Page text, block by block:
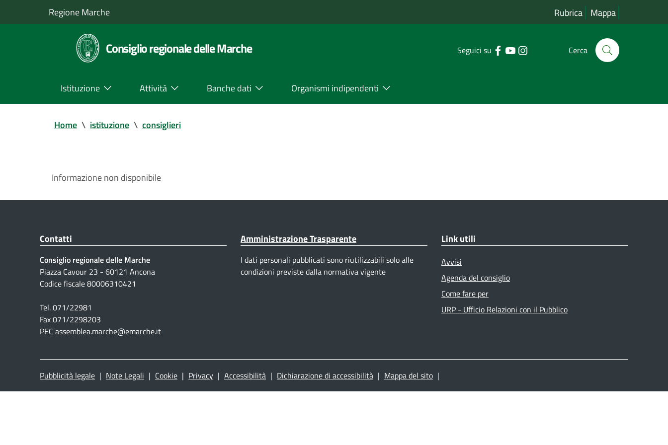
Regione Marche Rubrica Mappa
Consiglio regionale delle Marche Seguici su Cerca
Istituzione Attività Banche dati Organismi indipendenti
Home \ istituzione \ consiglieri
Informazione non disponibile
Contatti
Consiglio regionale delle Marche
Piazza Cavour 23 - 60121 Ancona
Codice fiscale 80006310421
Tel. 071/22981
Fax 071/2298203
PEC assemblea.marche@emarche.it
Amministrazione Trasparente
I dati personali pubblicati sono riutilizzabili solo alle
condizioni previste dalla normativa vigente
Link utili
Avvisi
Agenda del consiglio
Come fare per
URP - Ufficio Relazioni con il Pubblico
Pubblicità legale | Note Legali | Cookie | Privacy | Accessibilità | Dichiarazione di accessibilità | Mappa del sito |